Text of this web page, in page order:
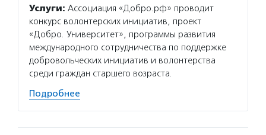
Услуги: Ассоциация «Добро.рф» проводит
конкурс волонтерских инициатив, проект
«Добро. Университет», программы развития
международного сотрудничества по поддержке
добровольческих инициатив и волонтерства
среди граждан старшего возраста.
Подробнее